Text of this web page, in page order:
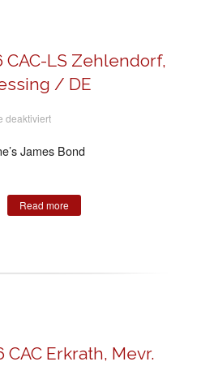
CAC-LS Zehlendorf,
/ DE
deaktiviertfür
LS
Zehlendorf,
/
DE
James Bond
Read more
CAC Erkrath, Mevr.